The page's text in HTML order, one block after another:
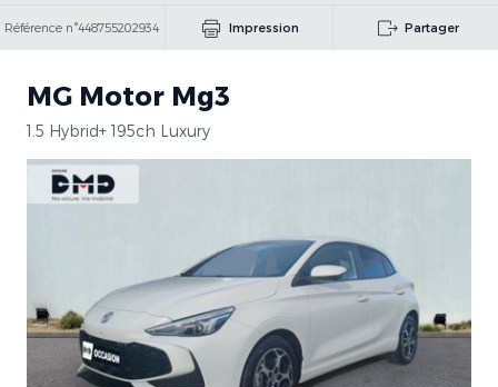
Référence n°448755202934 Impression Partager
MG Motor Mg3
1.5 Hybrid+ 195ch Luxury